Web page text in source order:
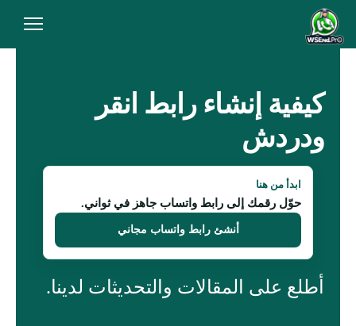
الرئيسية
المقالات
سياسة الخصوصية
شروط الاستخدام
كيفية إنشاء رابط انقر
ودردش
ابدأ من هنا
حوّل رقمك إلى رابط واتساب جاهز في ثواني.
أنشئ رابط واتساب مجاني
أطلع على المقالات والتحديثات لدينا.